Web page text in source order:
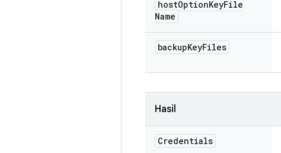
hostOptionKeyFile
Name
backupKeyFiles
Hasil
Credentials